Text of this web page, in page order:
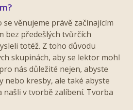
se věnujeme právě začínajícím
bez předešlých tvůrčích
totéž. Z toho důvodu
skupinách, aby se lektor mohl
nás důležité nejen, abyste
nebo kresby, ale také abyste
našli v tvorbě zalíbení. Tvorba